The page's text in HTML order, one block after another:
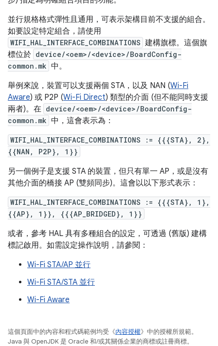
並行規格格式彈性且通用，可表示架構目前不支援的組合。
如要設定特定組合，請使用
WIFI_HAL_INTERFACE_COMBINATIONS 建構旗標。這個旗
標位於 device/<oem>/<device>/BoardConfig-
common.mk 中。
舉例來說，裝置可以支援兩個 STA，以及 NAN (Wi-Fi
Aware) 或 P2P (Wi-Fi Direct) 類型的介面 (但不能同時支援
兩者)。在 device/<oem>/<device>/BoardConfig-
common.mk 中，這會表示為：
WIFI_HAL_INTERFACE_COMBINATIONS := {{{STA}, 2},
{{NAN, P2P}, 1}}
另一個例子是支援 STA 的裝置，但只有單一 AP，或是沒有
其他介面的橋接 AP (雙頻同步)。這會以以下形式表示：
WIFI_HAL_INTERFACE_COMBINATIONS := {{{STA}, 1},
{{AP}, 1}}, {{{AP_BRIDGED}, 1}}
或者，參考 HAL 具有多種組合的設定，可透過 (舊版) 建構
標記啟用。如需設定操作說明，請參閱：
Wi-Fi STA/AP 並行
Wi-Fi STA/STA 並行
Wi-Fi Aware
這個頁面中的內容和程式碼範例均受《內容授權》中的授權所規範。
Java 與 OpenJDK 是 Oracle 和/或其關係企業的商標或註冊商標。